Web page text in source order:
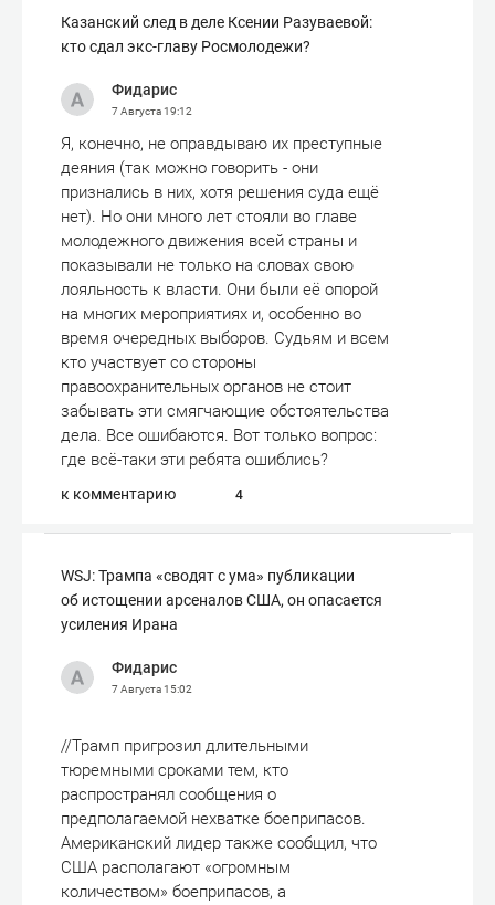
Казанский след в деле Ксении Разуваевой:
кто сдал экс-главу Росмолодежи?
Фидарис
7 Августа19:12
Я, конечно, не оправдываю их преступные
деяния (так можно говорить - они
признались в них, хотя решения суда ещё
нет). Но они много лет стояли во главе
молодежного движения всей страны и
показывали не только на словах свою
лояльность к власти. Они были её опорой
на многих мероприятиях и, особенно во
время очередных выборов. Судьям и всем
кто участвует со стороны
правоохранительных органов не стоит
забывать эти смягчающие обстоятельства
дела. Все ошибаются. Вот только вопрос:
где всё-таки эти ребята ошиблись?
к комментарию 4
WSJ: Трампа «сводят с ума» публикации
об истощении арсеналов США, он опасается
усиления Ирана
Фидарис
7 Августа15:02
//Трамп пригрозил длительными
тюремными сроками тем, кто
распространял сообщения о
предполагаемой нехватке боеприпасов.
Американский лидер также сообщил, что
США располагают «огромным
количеством» боеприпасов, а